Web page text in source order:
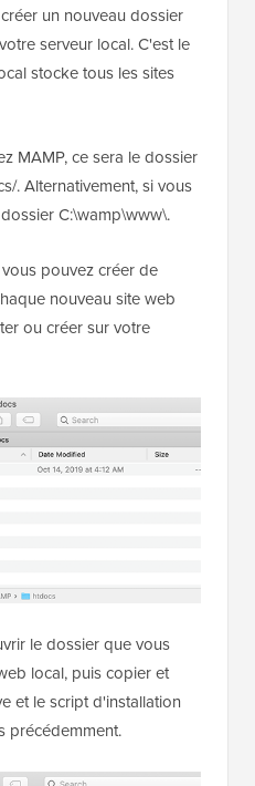
un nouveau dossier
serveur local. C'est le
stocke tous les sites
MAMP, ce sera le dossier
. Alternativement, si vous
C:\wamp\www\.
pouvez créer de
nouveau site web
ou créer sur votre
le dossier que vous
local, puis copier et
et le script d'installation
précédemment.